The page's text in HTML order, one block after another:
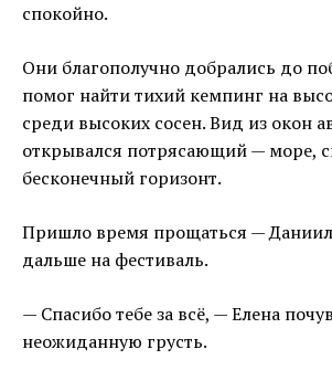
спокойно.
Они благополучно добрались до
помог найти тихий кемпинг на
среди высоких сосен. Вид из окон
открывался потрясающий — море,
бесконечный горизонт.
Пришло время прощаться —
дальше на фестиваль.
— Спасибо тебе за всё, — Елена
неожиданную грусть.